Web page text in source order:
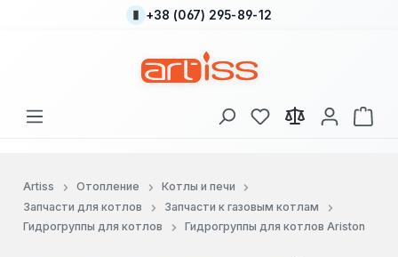
Перейти к основному содержанию
+38 (067) 295-89-12
У вас есть товары
В
Artiss Отопление
Котлы и печи
Запчасти для котлов
Запчасти к газовым котлам
Гидрогруппы для котлов
Гидрогруппы для котлов Ariston